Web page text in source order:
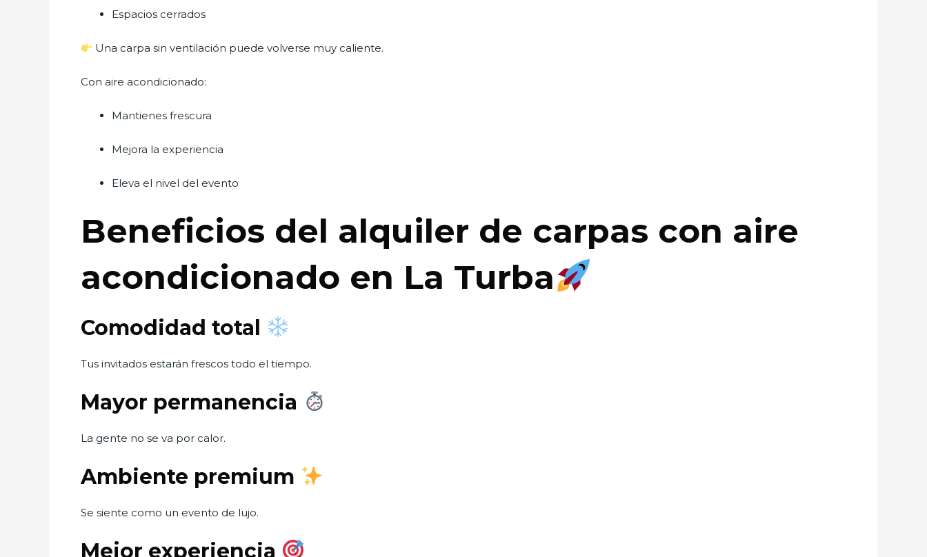
Espacios cerrados
Una carpa sin ventilación puede volverse muy caliente.
Con aire acondicionado:
Mantienes frescura
Mejora la experiencia
Eleva el nivel del evento
Beneficios del alquiler de carpas con aire
acondicionado en La Turba
Comodidad total
Tus invitados estarán frescos todo el tiempo.
Mayor permanencia
La gente no se va por calor.
Ambiente premium
Se siente como un evento de lujo.
Mejor experiencia